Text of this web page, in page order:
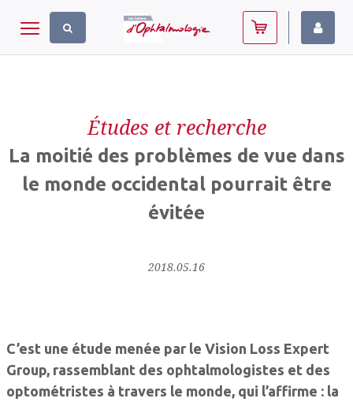
Toggle navigation
Études et recherche
La moitié des problèmes de vue dans
le monde occidental pourrait être
évitée
2018.05.16
C’est une étude menée par le Vision Loss Expert
Group, rassemblant des ophtalmologistes et des
optométristes à travers le monde, qui l’affirme : la
Panneau de gestion des cookies